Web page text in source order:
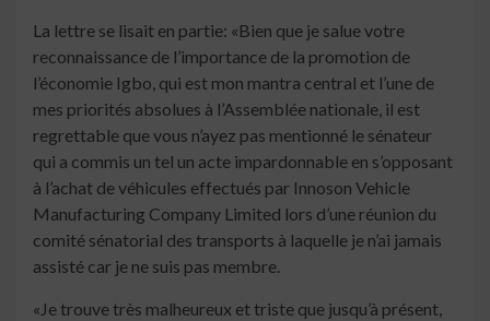
La lettre se lisait en partie: «Bien que je salue votre
reconnaissance de l’importance de la promotion de
l’économie Igbo, qui est mon mantra central et l’une de
mes priorités absolues à l’Assemblée nationale, il est
regrettable que vous n’ayez pas mentionné le sénateur
qui a commis un tel un acte impardonnable en s’opposant
à l’achat de véhicules effectués par Innoson Vehicle
Manufacturing Company Limited lors d’une réunion du
comité sénatorial des transports à laquelle je n’ai jamais
assisté car je ne suis pas membre.
«Je trouve très malheureux et triste que jusqu’à présent,